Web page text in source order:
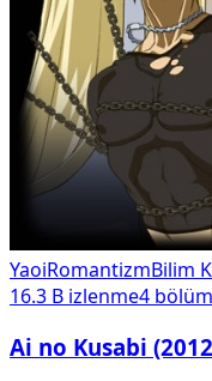
YaoiRomantizmBilim
16.3 B izlenme4 bölüm
Ai no Kusabi